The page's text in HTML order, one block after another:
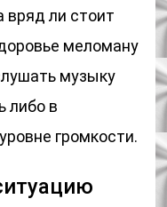
вряд ли стоит
меломану
музыку
либо в
громкости.